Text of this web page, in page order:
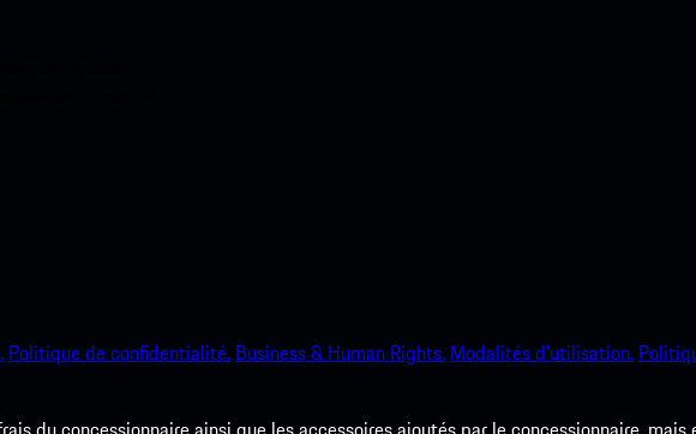
Politique de confidentialité. Business & Human Rights. Modalités d’utilisation.